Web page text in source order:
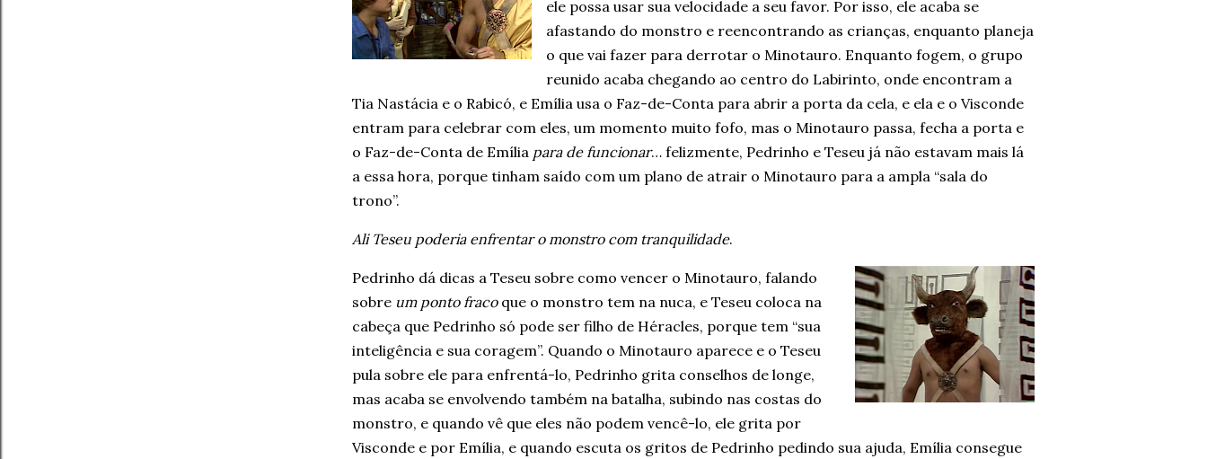
ele possa usar sua velocidade a seu favor. Por isso, ele acaba se
afastando do monstro e reencontrando as crianças, enquanto planeja
o que vai fazer para derrotar o Minotauro. Enquanto fogem, o grupo
reunido acaba chegando ao centro do Labirinto, onde encontram a
Tia Nastácia e o Rabicó, e Emília usa o Faz-de-Conta para abrir a porta da cela, e ela e o Visconde
entram para celebrar com eles, um momento muito fofo, mas o Minotauro passa, fecha a porta e
o Faz-de-Conta de Emília para de funcionar… felizmente, Pedrinho e Teseu já não estavam mais lá
a essa hora, porque tinham saído com um plano de atrair o Minotauro para a ampla “sala do
trono”.
Ali Teseu poderia enfrentar o monstro com tranquilidade.
Pedrinho dá dicas a Teseu sobre como vencer o Minotauro, falando
sobre um ponto fracoque o monstro tem na nuca, e Teseu coloca na
cabeça que Pedrinho só pode ser filho de Héracles, porque tem “sua
inteligência e sua coragem”. Quando o Minotauro aparece e o Teseu
pula sobre ele para enfrentá-lo, Pedrinho grita conselhos de longe,
mas acaba se envolvendo também na batalha, subindo nas costas do
monstro, e quando vê que eles não podem vencê-lo, ele grita por
Visconde e por Emília, e quando escuta os gritos de Pedrinho pedindo sua ajuda, Emília consegue